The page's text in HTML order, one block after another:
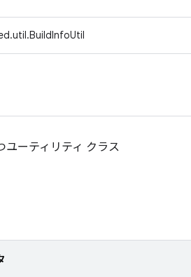
ーティリティ クラス